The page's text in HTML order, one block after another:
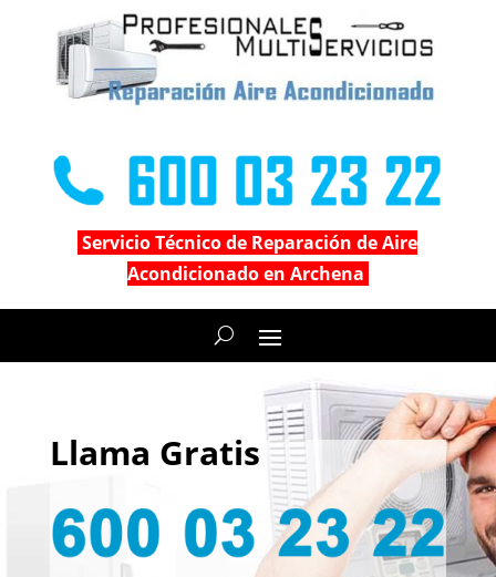
Servicio Técnico de Reparación de Aire
Acondicionado en Archena
Llama Gratis